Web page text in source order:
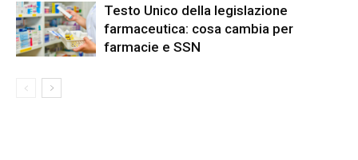
Testo Unico della legislazione
farmaceutica: cosa cambia per
farmacie e SSN